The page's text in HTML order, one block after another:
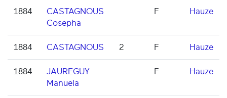
1884
CASTAGNOUS
Cosepha
F Hauze
1884 CASTAGNOUS 2 F Hauze
1884
JAUREGUY
Manuela
F Hauze